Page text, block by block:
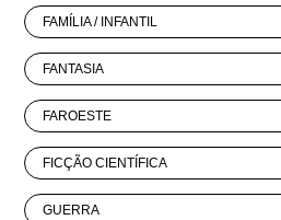
FAMÍLIA / INFANTIL
FANTASIA
FAROESTE
FICÇÃO CIENTÍFICA
GUERRA